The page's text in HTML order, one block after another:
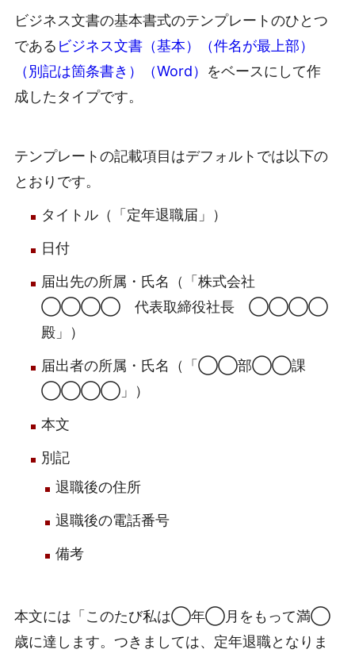
ビジネス文書の基本書式のテンプレートのひとつ
である ビジネス文書（基本）（件名が最上部）
（別記は箇条書き）（Word） をベースにして作
成したタイプです。
テンプレートの記載項目はデフォルトでは以下の
とおりです。
タイトル（「定年退職届」）
日付
届出先の所属・氏名（「株式会社
◯◯◯◯ 代表取締役社長 ◯◯◯◯
殿」）
届出者の所属・氏名（「◯◯部◯◯課
◯◯◯◯」）
本文
別記
退職後の住所
退職後の電話番号
備考
本文には「このたび私は◯年◯月をもって満◯
歳に達します。つきましては、定年退職となりま